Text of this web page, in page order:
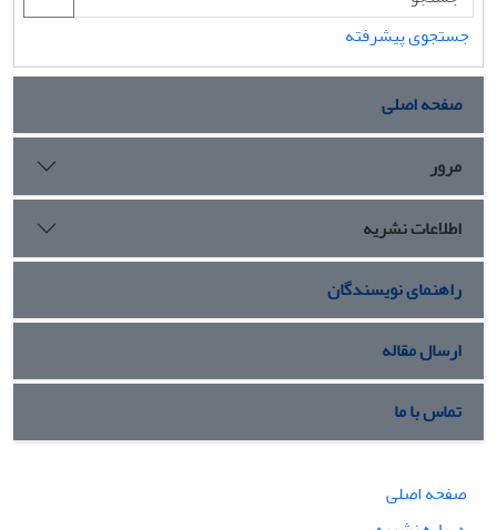
جستجوی پیشرفته
صفحه اصلی
مرور
اطلاعات نشریه
راهنمای نویسندگان
ارسال مقاله
تماس با ما
صفحه اصلی